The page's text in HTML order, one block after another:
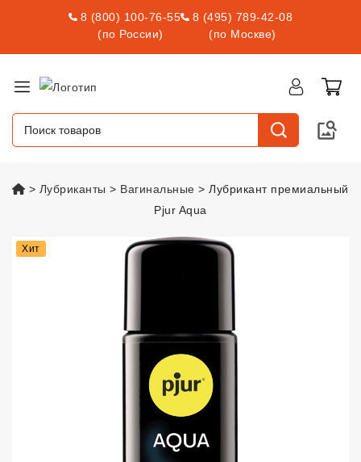
8 (800) 100-76-55
(по России)
8 (495) 789-42-08
(по Москве)
vsexshop.ru
Лубриканты Вагинальные
Лубрикант премиальный
Pjur Aqua
Хит Лубрикант премиальный Pjur